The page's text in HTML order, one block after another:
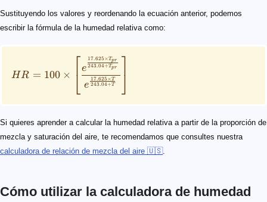
Sustituyendo los valores y reordenando la ecuación anterior, podemos
escribir la fórmula de la humedad relativa como:
HR = 100 × ⎣
⎡
e 243.04+T
17.625 ×T
e 243.04+Tpr
17.625 ×Tpr
⎦
⎤
Si quieres aprender a calcular la humedad relativa a partir de la proporción de
mezcla y saturación del aire, te recomendamos que consultes nuestra
calculadora de relación de mezcla del aire 🇺🇸.
Cómo utilizar la calculadora de humedad